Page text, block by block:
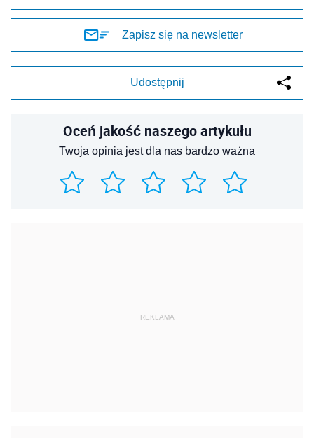
Zapisz się na newsletter
Udostępnij
Oceń jakość naszego artykułu
Twoja opinia jest dla nas bardzo ważna
REKLAMA